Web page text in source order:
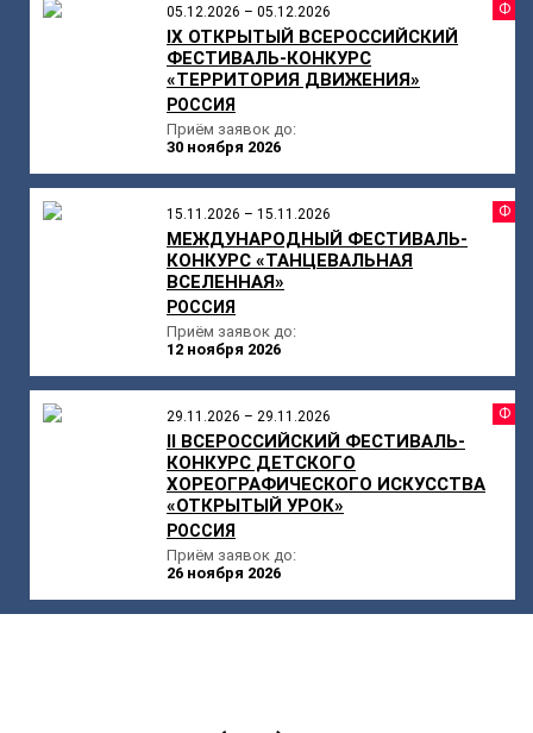
05.12.2026 – 05.12.2026
IX ОТКРЫТЫЙ ВСЕРОССИЙСКИЙ
ФЕСТИВАЛЬ-КОНКУРС
«ТЕРРИТОРИЯ ДВИЖЕНИЯ»
РОССИЯ
Приём заявок до:
30 ноября 2026
15.11.2026 – 15.11.2026
МЕЖДУНАРОДНЫЙ ФЕСТИВАЛЬ-
КОНКУРС «ТАНЦЕВАЛЬНАЯ
ВСЕЛЕННАЯ»
РОССИЯ
Приём заявок до:
12 ноября 2026
29.11.2026 – 29.11.2026
II ВСЕРОССИЙСКИЙ ФЕСТИВАЛЬ-
КОНКУРС ДЕТСКОГО
ХОРЕОГРАФИЧЕСКОГО ИСКУССТВА
«ОТКРЫТЫЙ УРОК»
РОССИЯ
Приём заявок до:
26 ноября 2026